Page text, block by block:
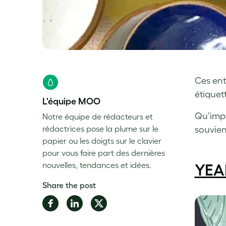
Ces
L'équipe MOO
Notre équipe de rédacteurs et
rédactrices pose la plume sur le
papier ou les doigts sur le clavier
pour vous faire part des dernières
nouvelles, tendances et idées.
Share the post
Share Share Share